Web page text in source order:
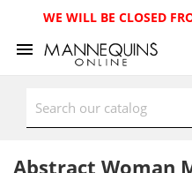
WE WILL BE CLOSED
Abstract Woman